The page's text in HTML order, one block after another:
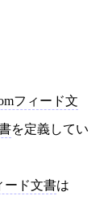
フィード文
を定義してい
ード文書は